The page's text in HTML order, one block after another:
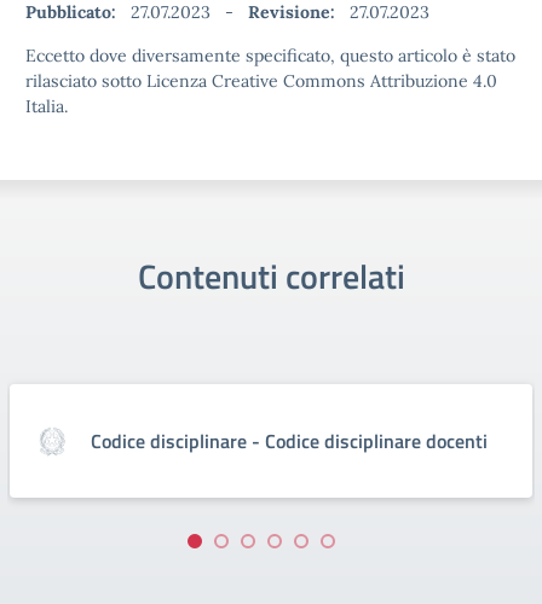
Pubblicato: 27.07.2023 - Revisione:
27.07.2023
Eccetto dove diversamente specificato, questo articolo è stato
rilasciato sotto Licenza Creative Commons Attribuzione 4.0
Italia.
Contenuti correlati
Codice disciplinare - Codice disciplinare docenti